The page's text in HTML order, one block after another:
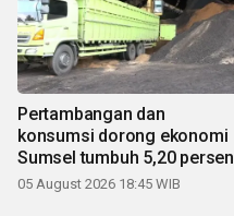
Pertambangan dan
konsumsi dorong ekonomi
Sumsel tumbuh 5,20 persen
05 August 2026 18:45 WIB